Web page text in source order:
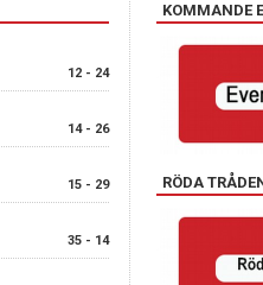
12 - 24
14 - 26
15 - 29
35 - 14
KOMMANDE
RÖDA